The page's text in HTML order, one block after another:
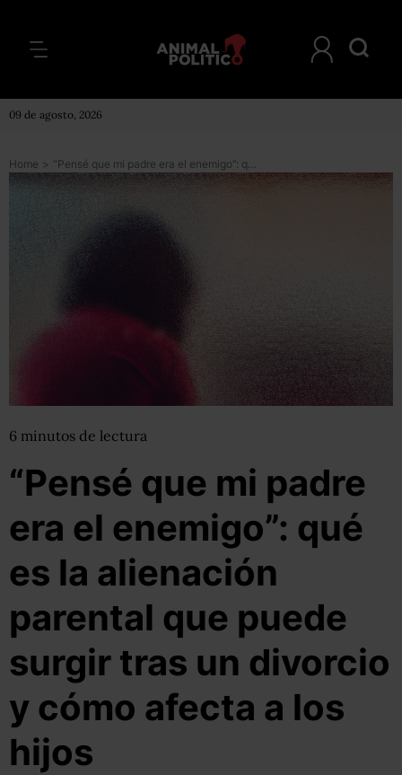
09 de agosto, 2026
Home > “Pensé que mi padre era el enemigo”: qué es la alienación parental que puede surgir tras un divorcio y cómo afecta a los hijos
6 minutos de lectura
“Pensé que mi padre
era el enemigo”: qué
es la alienación
parental que puede
surgir tras un divorcio
y cómo afecta a los
hijos